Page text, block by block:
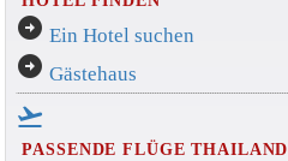
arrow_circle_right Ein Hotel suchen
arrow_circle_right Gästehaus
flight_takeoff
PASSENDE FLÜGE THAILAND